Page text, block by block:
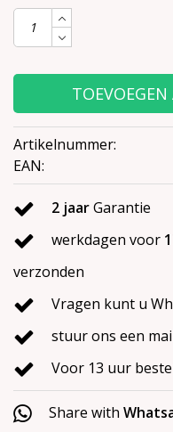
Artikelnummer:
EAN:
2 jaarGarantie
werkdagen voor
verzonden
Vragen kunt u
stuur ons een
Voor 13 uur
Share with